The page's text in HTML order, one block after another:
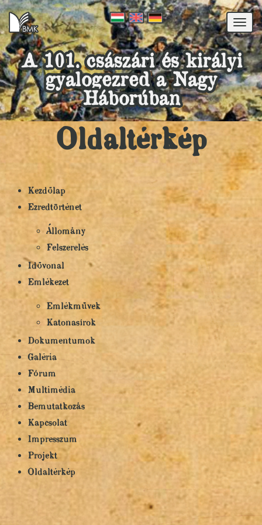
A 101. császári és királyi
gyalogezred a Nagy
Háborúban
Oldaltérkép
Kezdőlap
Ezredtörténet
Állomány
Felszerelés
Idővonal
Emlékezet
Emlékművek
Katonasírok
Dokumentumok
Galéria
Fórum
Multimédia
Bemutatkozás
Kapcsolat
Impresszum
Projekt
Oldaltérkép